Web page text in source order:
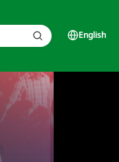
English